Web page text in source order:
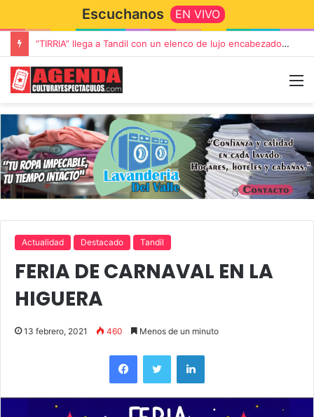
Escuchanos EN VIVO
“TIRRIA” llega a Tandil con un elenco de lujo encabezado por Capusotto, Spregelburd y Stefani
Actualidad Destacado Tandil
FERIA DE CARNAVAL EN LA
HIGUERA
13 febrero, 2021 460 Menos de un minuto